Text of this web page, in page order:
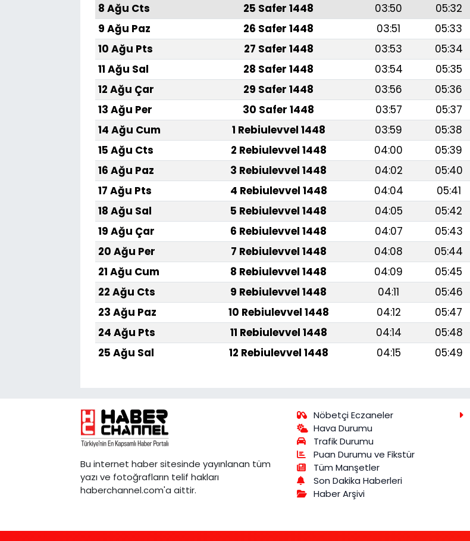
8 Ağu Cts
25 Safer 1448 03:50 05:32
9 Ağu Paz
26 Safer 1448 03:51 05:33
10 Ağu Pts
27 Safer 1448 03:53 05:34
11 Ağu Sal
28 Safer 1448 03:54 05:35
12 Ağu Çar
29 Safer 1448 03:56 05:36
13 Ağu Per
30 Safer 1448 03:57 05:37
14 Ağu Cum
1 Rebiulevvel 1448 03:59 05:38
15 Ağu Cts
2 Rebiulevvel 1448 04:00 05:39
16 Ağu Paz
3 Rebiulevvel 1448 04:02 05:40
17 Ağu Pts
4 Rebiulevvel 1448 04:04 05:41
18 Ağu Sal
5 Rebiulevvel 1448 04:05 05:42
19 Ağu Çar
6 Rebiulevvel 1448 04:07 05:43
20 Ağu Per
7 Rebiulevvel 1448 04:08 05:44
21 Ağu Cum
8 Rebiulevvel 1448 04:09 05:45
22 Ağu Cts
9 Rebiulevvel 1448 04:11 05:46
23 Ağu Paz
10 Rebiulevvel 1448 04:12 05:47
24 Ağu Pts
11 Rebiulevvel 1448 04:14 05:48
25 Ağu Sal
12 Rebiulevvel 1448 04:15 05:49
Bu internet haber sitesinde yayınlanan tüm
yazı ve fotoğrafların telif hakları
haberchannel.com'a aittir.
Nöbetçi Eczaneler
Hava Durumu
Trafik Durumu
Puan Durumu ve Fikstür
Tüm Manşetler
Son Dakika Haberleri
Haber Arşivi